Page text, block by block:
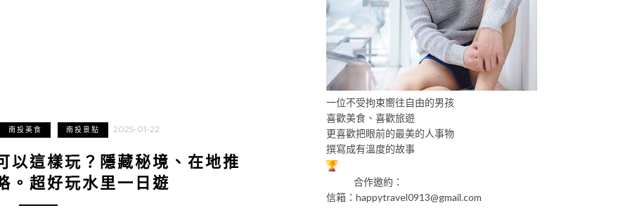
南投美食 南投景點 2025-01-22
以這樣玩？隱藏秘境、在地推
。超好玩水里一日遊
一位不受拘束嚮往自由的男孩
喜歡美食、喜歡旅遊
更喜歡把眼前的最美的人事物
撰寫成有溫度的故事
合作邀約：
信箱： happytravel0913@gmail.com